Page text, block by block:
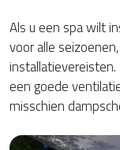
Als u een spa wilt
voor alle
een goede
misschien